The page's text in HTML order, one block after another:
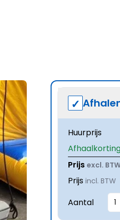
Huurprijs
Prijs excl.
Prijs incl. BTW
Aantal